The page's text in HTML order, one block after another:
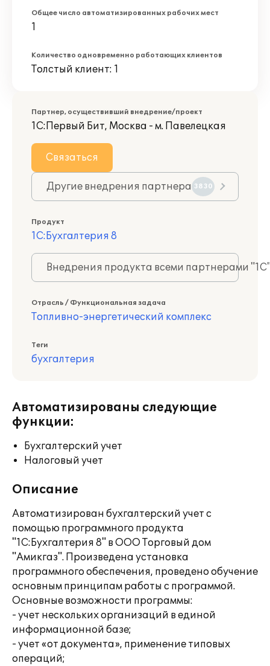
Общее число автоматизированных рабочих мест
1
Количество одновременно работающих клиентов
Толстый клиент: 1
Партнер, осуществивший внедрение/проект
1С:Первый Бит, Москва - м. Павелецкая
Связаться
Другие внедрения партнера 3830
Продукт
1С:Бухгалтерия 8
Внедрения продукта всеми партнерами
Отрасль / Функциональная задача
Топливно-энергетический комплекс
Теги
бухгалтерия
Автоматизированы следующие
функции:
Бухгалтерский учет
Налоговый учет
Описание
Автоматизирован бухгалтерский учет с
помощью программного продукта
"1С:Бухгалтерия 8" в ООО Торговый дом
"Амикгаз". Произведена установка
программного обеспечения, проведено обучение
основным принципам работы с программой.
Основные возможности программы:
- учет нескольких организаций в единой
информационной базе;
- учет «от документа», применение типовых
операций;